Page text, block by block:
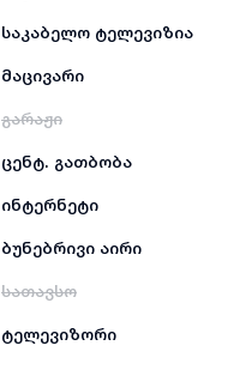
საკაბელო ტელევიზია
მაცივარი
გარაჟი
ცენტ. გათბობა
ინტერნეტი
ბუნებრივი აირი
სათავსო
ტელევიზორი